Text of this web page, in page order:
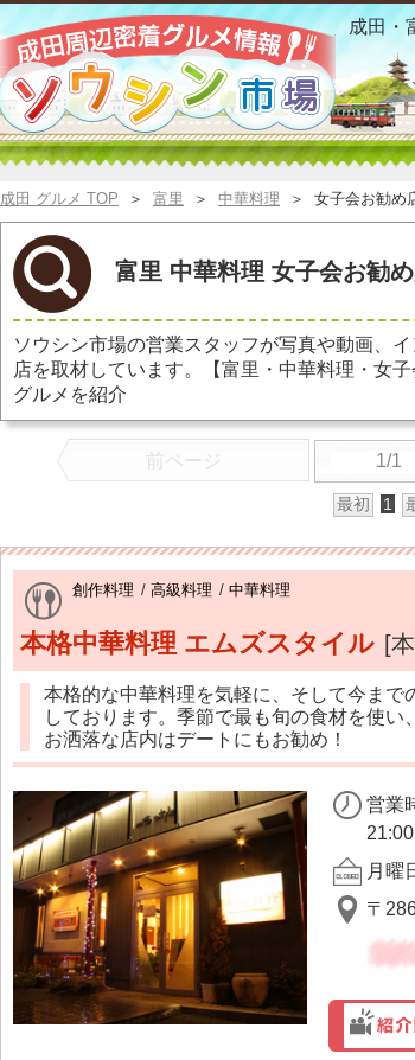
富里 中
成田・
成田 グルメ TOP ＞ 富里 ＞ 中華料理 ＞ 女子会お勧め
富里 中華料理 女子会お勧
ソウシン市場の営業スタッフが写真や動画、
店を取材しています。【富里・中華料理・女
グルメを紹介
前ページ 1/1
最初 1
創作料理 / 高級料理 / 中華料理
本格中華料理 エムズスタイル [
本格的な中華料理を気軽に、そして今まで
しております。季節で最も旬の食材を使い
お洒落な店内はデートにもお勧め！
営業
月曜
〒